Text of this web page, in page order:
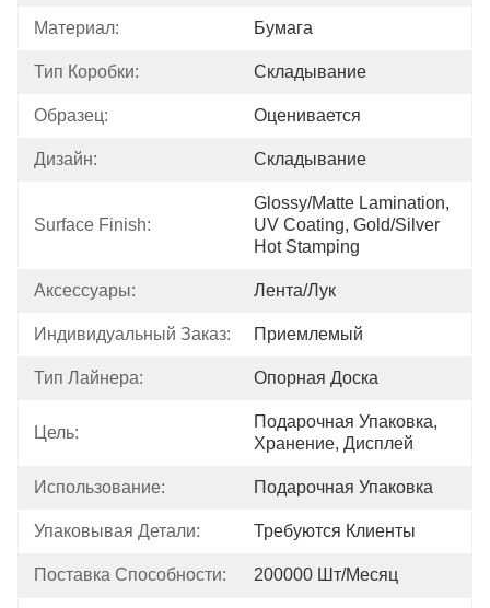
Материал: Бумага
Тип Коробки: Складывание
Образец: Оценивается
Дизайн: Складывание
Surface Finish:
Glossy/Matte Lamination,
UV Coating, Gold/Silver
Hot Stamping
Аксессуары: Лента/лук
Индивидуальный Заказ: Приемлемый
Тип Лайнера: Опорная Доска
Цель:
Подарочная Упаковка,
Хранение, Дисплей
Использование: Подарочная Упаковка
Упаковывая Детали: Требуются Клиенты
Поставка Способности: 200000 Шт/месяц